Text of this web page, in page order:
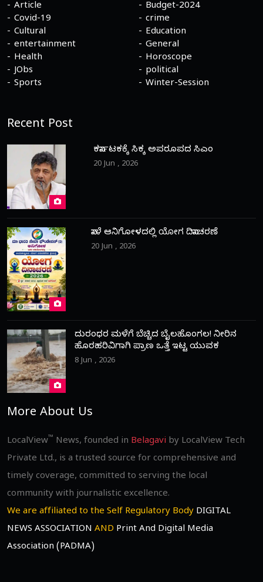
Article
Budget-2024
Covid-19
crime
Cultural
Education
entertainment
General
Health
Horoscope
JObs
political
Sports
Winter-Session
Recent Post
ಕರ್ನಾಟಕಕ್ಕೆ ಸಿಕ್ಕ ಅಪರೂಪದ ಸಿಎಂ
20 Jun , 2026
ನಾಳೆ ಆನಿಗೋಳದಲ್ಲಿ ಯೋಗ ದಿನಾಚರಣೆ
20 Jun , 2026
ದುರಂಧರ ಮಳೆಗೆ ಬೆಚ್ಚಿದ ಬೈಲಹೊಂಗಲ! ನೀರಿನ
ಹೊರಹರಿವಿಗಾಗಿ ಪ್ರಾಣ ಒತ್ತೆ ಇಟ್ಟ ಯುವಕ
8 Jun , 2026
More About Us
LocalView™ News, founded in Belagavi by LocalView Tech
Private Ltd., is a trusted source for comprehensive and
timely coverage, committed to serving the local
community with journalistic excellence.
We are affiliated to the Self Regulatory Body DIGITAL
NEWS ASSOCIATION AND Print And Digital Media
Association (PADMA)